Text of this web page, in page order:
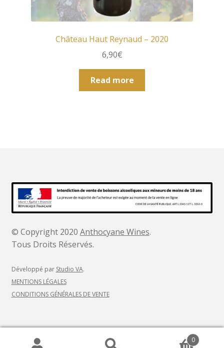
Château Haut Reynaud – 2020
6,90€
Read more
© Copyright 2020 Anthocyane Wines.
Tous Droits Réservés.
Développé par Studio VA.
MENTIONS LÉGALES
CONDITIONS GÉNÉRALES DE VENTE
0